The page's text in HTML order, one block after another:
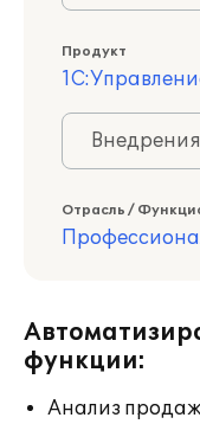
Продукт
Отрасль /
функции:
Анализ